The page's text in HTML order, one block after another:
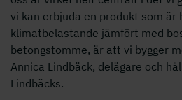
vi kan erbjuda en produkt som är
klimatbelastande jämfört med
betongstomme, är att vi bygger
Annica Lindbäck, delägare och
Lindbäcks.